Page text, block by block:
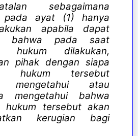
sebagaimana
pada ayat (1) hanya
apabila dapat
bahwa pada saat
hukum dilakukan,
pihak dengan siapa
hukum tersebut
mengetahui atau
mengetahui bahwa
hukum tersebut akan
kerugian bagi